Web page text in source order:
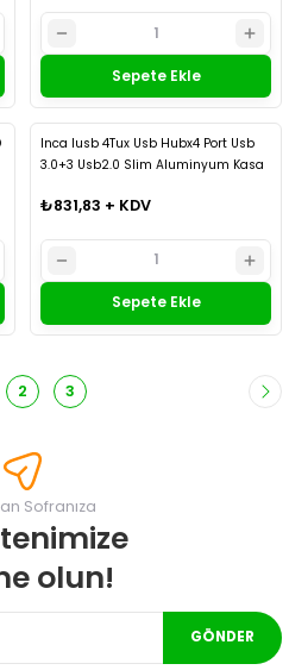
Sepete Ekle
Inca Iusb 4Tux Usb Hubx4 Port Usb
3.0+3 Usb2.0 Slim Aluminyum Kasa
₺831,83 + KDV
Sepete Ekle
2 3
Sofranıza
olun!
GÖNDER